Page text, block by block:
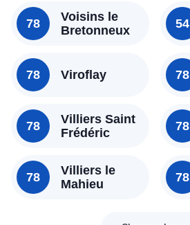
78
Voisins le
Bretonneux
78 Viroflay
78
Villiers Saint
Frédéric
78
Villiers le
Mahieu
54
78
78
78